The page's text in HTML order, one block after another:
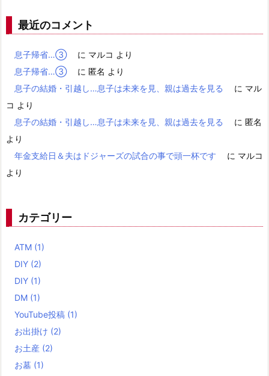
最近のコメント
息子帰省…③ に マルコ より
息子帰省…③
に 匿名 より
息子の結婚・引越し…息子は未来を見、親は過去を見る
に マル
コ より
息子の結婚・引越し…息子は未来を見、親は過去を見る
に 匿名
より
年金支給日＆夫はドジャーズの試合の事で頭一杯です
に マルコ
より
カテゴリー
ATM (1)
DIY (2)
DIY (1)
DM (1)
YouTube投稿 (1)
お出掛け (2)
お土産 (2)
お墓 (1)